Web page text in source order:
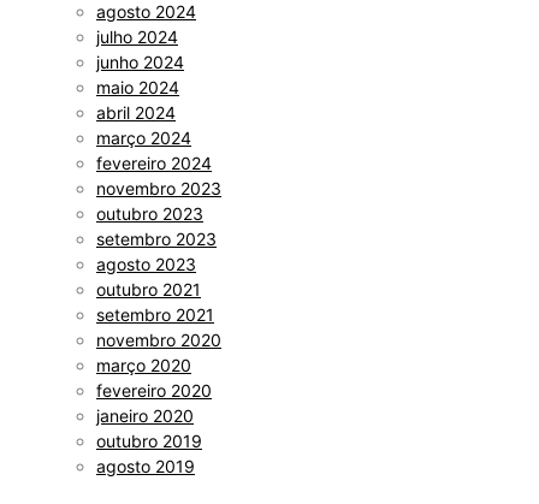
agosto 2024
julho 2024
junho 2024
maio 2024
abril 2024
março 2024
fevereiro 2024
novembro 2023
outubro 2023
setembro 2023
agosto 2023
outubro 2021
setembro 2021
novembro 2020
março 2020
fevereiro 2020
janeiro 2020
outubro 2019
agosto 2019